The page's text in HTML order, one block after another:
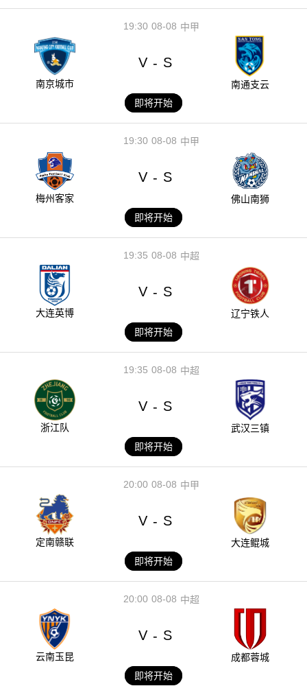
08-08
19:30 中甲
南京城市
V - S
南通支云
即将开始
08-08
19:30 中甲
梅州客家
V - S
佛山南狮
即将开始
08-08
19:35 中超
大连英博
V - S
辽宁铁人
即将开始
08-08
19:35 中超
浙江队
V - S
武汉三镇
即将开始
08-08
20:00 中甲
定南赣联
V - S
大连鲲城
即将开始
08-08
20:00 中超
云南玉昆
V - S
成都蓉城
即将开始